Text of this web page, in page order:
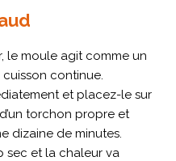
le moule agit comme un
continue.
et placez-le sur
torchon propre et
dizaine de minutes.
sec et la chaleur va